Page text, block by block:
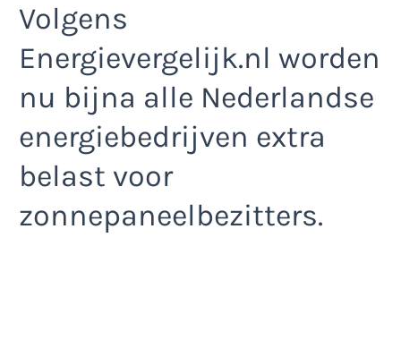
Volgens
Energievergelijk.nl worden
nu bijna alle Nederlandse
energiebedrijven extra
belast voor
zonnepaneelbezitters.